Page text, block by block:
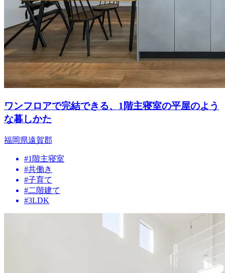
ワンフロアで完結できる、1階主寝室の平屋のよう
な暮しかた
福岡県遠賀郡
#1階主寝室
#共働き
#子育て
#二階建て
#3LDK